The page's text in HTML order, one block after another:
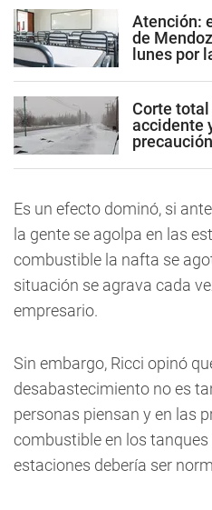
Atención:
de
lunes por
Corte total
accidente
precaución
Es un efecto dominó, si
la gente se agolpa en las
combustible la nafta se
situación se agrava cada
empresario.
Sin embargo, Ricci opinó
desabastecimiento no es
personas piensan y en las
combustible en los tanques
estaciones debería ser